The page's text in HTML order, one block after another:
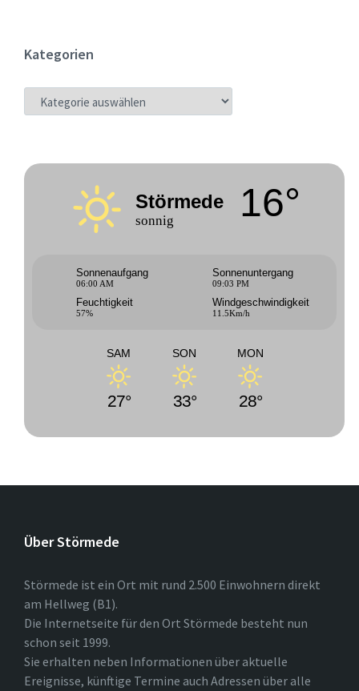
Kategorien
KATEGORIEN
Störmede
sonnig 16°
Sonnenaufgang
06:00 AM
Sonnenuntergang
09:03 PM
Feuchtigkeit
57%
Windgeschwindigkeit
11.5Km/h
SAM
27°
SON
33°
MON
28°
Über Störmede
Störmede ist ein Ort mit rund 2.500 Einwohnern direkt
am Hellweg (B1).
Die Internetseite für den Ort Störmede besteht nun
schon seit 1999.
Sie erhalten neben Informationen über aktuelle
Ereignisse, künftige Termine auch Adressen über alle